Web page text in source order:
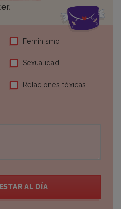
Feminismo
Sexualidad
Relaciones tóxicas
AL DÍA